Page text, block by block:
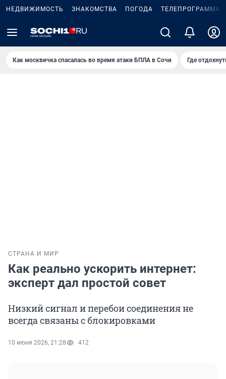
НЕДВИЖИМОСТЬ ЗНАКОМСТВА ПОГОДА ТЕЛЕПРОГРАММА
Как москвичка спасалась во время атаки БПЛА в Сочи Где
СТРАНА И МИР
Как реально ускорить интернет:
эксперт дал простой совет
Низкий сигнал и перебои соединения не
всегда связаны с блокировками
10 июня 2026, 21:28 412